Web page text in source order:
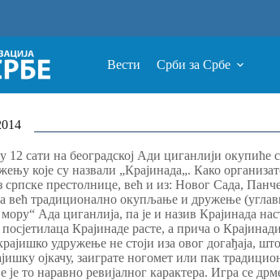
Вести Срби за Србе
12 сати на београдској Ади циганлији
које су назвали „Крајинада„. Како
српске престолнице, већ и из: Новог Сада,
већ традиционално окупљање и дружење
мору“ Ада циганлија, па је и назив Крајинада
Крајинаде расте, а прича о
удружење не стоји иза овог догађаја,
ојкачу, заиграте ногомет или пак
је то наравно ревијалног карактера. Игра се